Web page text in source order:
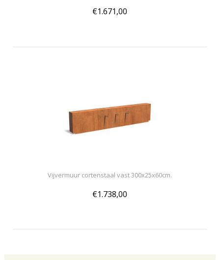
€1.671,00
Vijvermuur cortenstaal vast 300x25x60cm.
€1.738,00